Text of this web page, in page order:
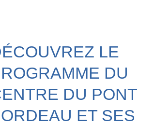
LE
DU
DU PONT
ET SES